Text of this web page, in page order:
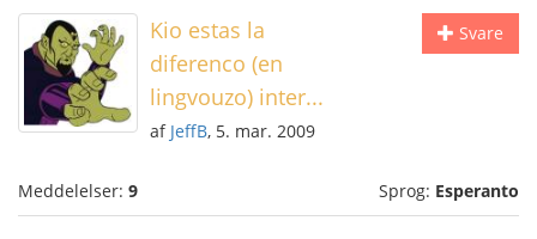
Svare
Kio estas la
diferenco (en
lingvouzo) inter...
af JeffB, 5. mar. 2009
Meddelelser: 9 Sprog: Esperanto